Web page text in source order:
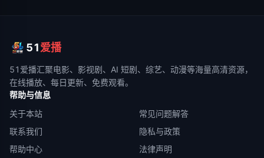
51爱播
51爱播汇聚电影、影视剧、AI 短剧、综艺、动漫等海量高清资源，
在线播放、每日更新、免费观看。
帮助与信息
关于本站
常见问题解答
联系我们
隐私与政策
帮助中心
法律声明